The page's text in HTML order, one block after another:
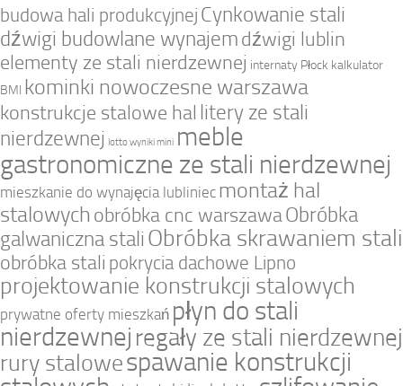
budowa hali produkcyjnej Cynkowanie stali
dźwigi budowlane wynajemdźwigi lublin
elementy ze stali nierdzewnej internaty Płock kalkulator
BMI kominki nowoczesne warszawa
konstrukcje stalowe hal litery ze stali
nierdzewnej lotto wyniki mini meble
gastronomiczne ze stali nierdzewnej
mieszkanie do wynajęcia lubliniec montaż hal
stalowych obróbka cnc warszawaObróbka
galwaniczna stali Obróbka skrawaniem stali
obróbka stali pokrycia dachowe Lipno
projektowanie konstrukcji stalowych
prywatne oferty mieszkań płyn do stali
nierdzewnej regały ze stali nierdzewnej
rury stalowespawanie konstrukcji